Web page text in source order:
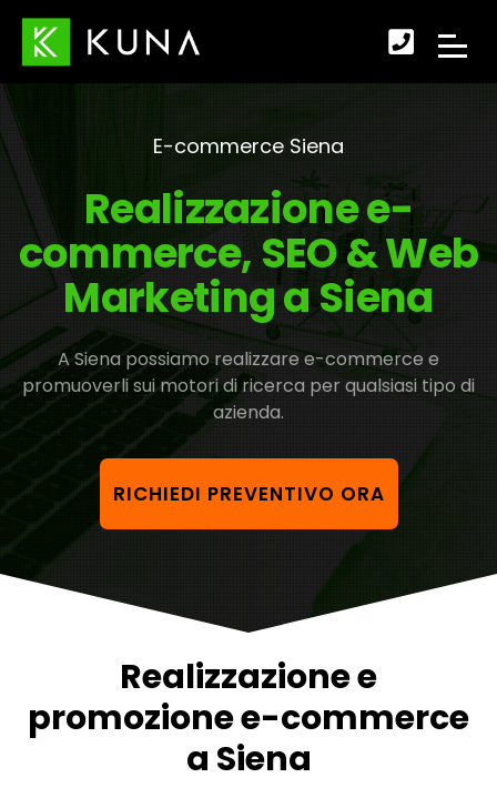
come
per
APRI
E-commerce Siena
Realizzazione e-
commerce, SEO & Web
Marketing a Siena
A Siena possiamo realizzare e-commerce e
promuoverli sui motori di ricerca per qualsiasi tipo di
azienda.
RICHIEDI PREVENTIVO ORA
Realizzazione e
promozione e-commerce
a Siena